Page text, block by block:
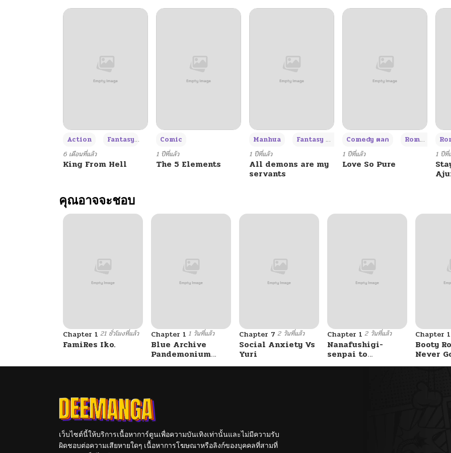
Action Fantasy
6 เดือนที่แล้ว
King From Hell
Comic
1 ปีที่แล้ว
The 5 Elements
Manhua Fantasy แฟนตาซี +3
1 ปีที่แล้ว
All demons are my
servants
Comedy ตลก
Romance โรแมนซ์
1 ปีที่แล้ว
Love So Pure
1 ปีที่
คุณอาจจะชอบ
Chapter 1 21 ชั่วโมงที่แล้ว
FamiRes Iko.
Chapter 1 1 วันที่แล้ว
Blue Archive
Pandemonium
Vacation By
Chapter 7 2 วันที่แล้ว
Social Anxiety Vs
Yuri
Chapter 1 2 วันที่แล้ว
Nanafushigi-
senpai to
Tetsujin-kun
Chapter
Booty
Never
เว็บไซต์นี้ให้บริการเนื้อหาการ์ตูนเพื่อความบันเทิงเท่านั้นและไม่มีความรับ
ผิดชอบต่อความเสียหายใดๆ เนื้อหาการโฆษณาหรือลิงก์ของบุคคลที่สามที่